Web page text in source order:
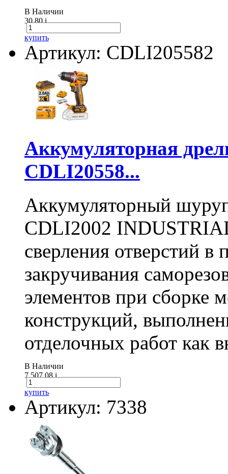
В Наличии
30.80i
купить
Артикул: CDLI205582
Аккумуляторная
CDLI20558...
Аккумуляторный
CDLI2002
сверления отверстий в
закручивания
элементов при сборке
конструкций,
отделочных работ как
В Наличии
7 507.08i
купить
Артикул: 7338